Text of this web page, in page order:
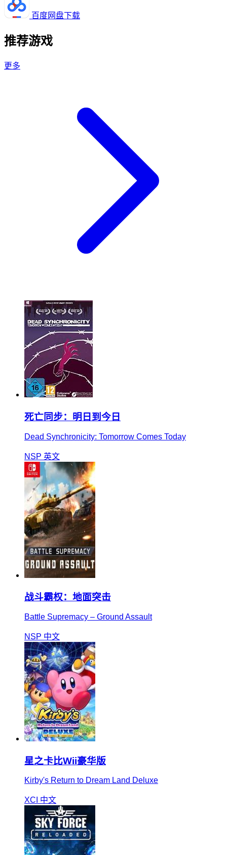
百度网盘下载
推荐游戏
更多
死亡同步：明日到今日
Dead Synchronicity: Tomorrow Comes Today
NSP 英文
战斗霸权：地面突击
Battle Supremacy – Ground Assault
NSP 中文
星之卡比Wii豪华版
Kirby's Return to Dream Land Deluxe
XCI 中文